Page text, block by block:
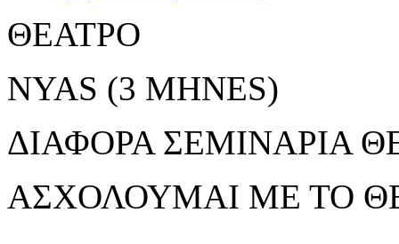
ΘΕΑΤΡΟ
NYAS (3 MHNES)
ΔΙΑΦΟΡΑ ΣΕΜΙΝΑΡΙΑ
ΑΣΧΟΛΟΥΜΑΙ ΜΕ ΤΟ